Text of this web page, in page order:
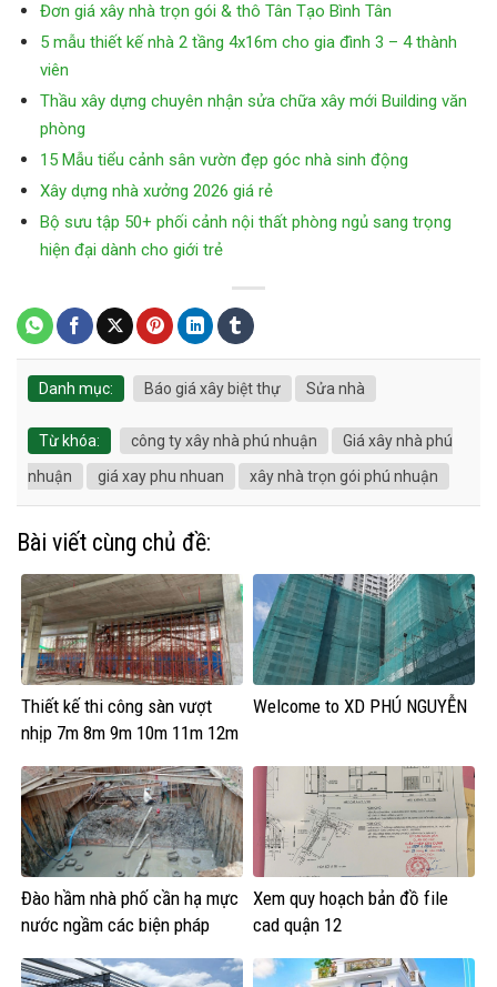
Đơn giá xây nhà trọn gói & thô Tân Tạo Bình Tân
5 mẫu thiết kế nhà 2 tầng 4x16m cho gia đình 3 – 4 thành
viên
Thầu xây dựng chuyên nhận sửa chữa xây mới Building văn
phòng
15 Mẫu tiểu cảnh sân vườn đẹp góc nhà sinh động
Xây dựng nhà xưởng 2026 giá rẻ
Bộ sưu tập 50+ phối cảnh nội thất phòng ngủ sang trọng
hiện đại dành cho giới trẻ
Danh mục: Báo giá xây biệt thự Sửa nhà
Từ khóa: công ty xây nhà phú nhuận
Giá xây nhà phú
nhuận
giá xay phu nhuan xây nhà trọn gói phú nhuận
Bài viết cùng chủ đề:
Thiết kế thi công sàn vượt
nhịp 7m 8m 9m 10m 11m 12m
Welcome to XD PHÚ NGUYỄN
Đào hầm nhà phố cần hạ mực
nước ngầm các biện pháp
Xem quy hoạch bản đồ file
cad quận 12